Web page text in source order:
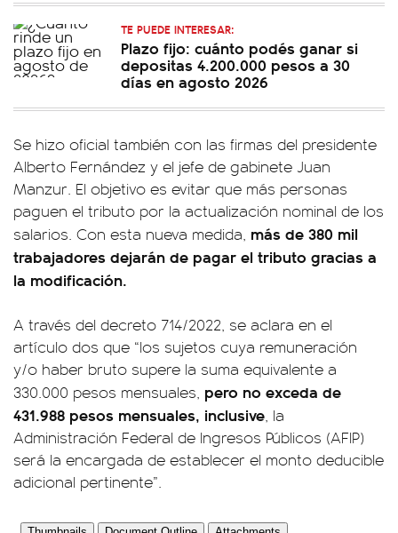
TE PUEDE INTERESAR:
Plazo fijo: cuánto podés ganar si
depositas 4.200.000 pesos a 30
días en agosto 2026
Se hizo oficial también con las firmas del presidente
Alberto Fernández y el jefe de gabinete Juan
Manzur. El objetivo es evitar que más personas
paguen el tributo por la actualización nominal de los
salarios. Con esta nueva medida, más de 380 mil
trabajadores dejarán de pagar el tributo gracias a
la modificación.
A través del decreto 714/2022, se aclara en el
artículo dos que “los sujetos cuya remuneración
y/o haber bruto supere la suma equivalente a
330.000 pesos mensuales, pero no exceda de
431.988 pesos mensuales, inclusive, la
Administración Federal de Ingresos Públicos (AFIP)
será la encargada de establecer el monto deducible
adicional pertinente”.